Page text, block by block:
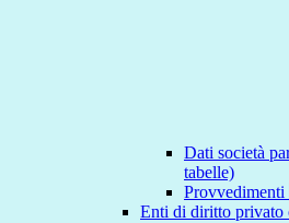
Dati società
tabelle)
Provvedimenti
Enti di diritto privato